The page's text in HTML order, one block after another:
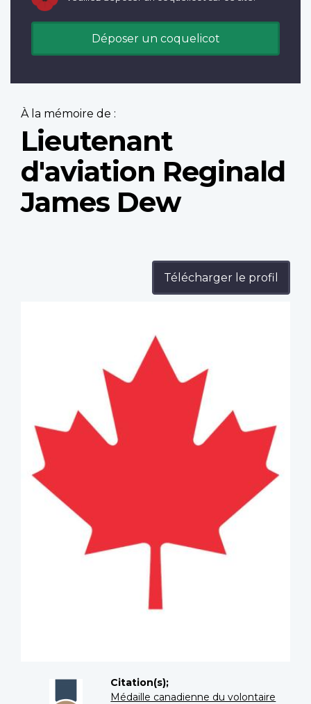
Déposer un coquelicot
À la mémoire de :
Lieutenant
d'aviation Reginald
James Dew
Télécharger le profil
Citation(s);
Médaille canadienne du volontaire